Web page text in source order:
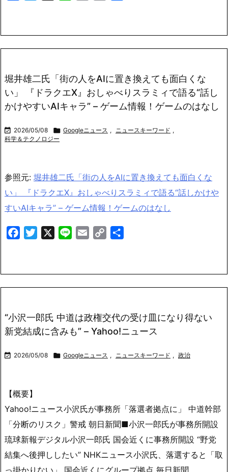
堀井雄二氏「街の人をAIに置き換えても面白くな
い」 『ドラクエX』おしゃべりスラミィで語る“話し
かけやすいAIキャラ” – ゲーム情報！ゲームのはなし
 2026/05/08  Googleニュース , ニュースキーワード ,
科学＆テクノロジー
参照元: 堀井雄二氏「街の人をAIに置き換えても面白くな
い」 『ドラクエX』おしゃべりスラミィで語る“話しかけや
すいAIキャラ” – ゲーム情報！ゲームのはなし
FacebookTwitter Line Email
Copy
“小沢一郎氏 中道は政権交代の受け皿になり得ない
新党結成に含みも” – Yahoo!ニュース
 2026/05/08  Googleニュース , ニュースキーワード , 政治
【概要】
Yahoo!ニュース小沢氏が事務所「落選者拠点に」 中道幹部
「分断のリスク」警戒 朝日新聞■小沢一郎氏が事務所開設
琉球新報デジタル小沢一郎氏 国会近くに事務所開設 “野党
結集へ後押ししたい” NHKニュース小沢氏、落選すると「取